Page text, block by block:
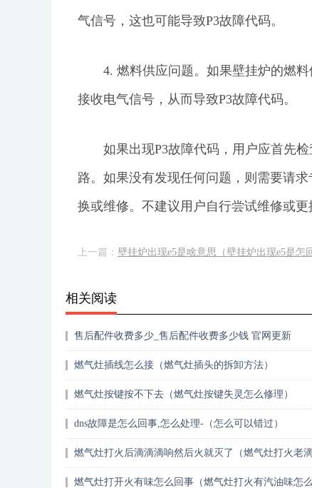
气信号，这也可能导致P3故障代码。
4. 燃料供应问题。如果壁挂炉的燃
接收电气信号，从而导致P3故障代码。
如果出现P3故障代码，用户应首先
路。如果没有发现任何问题，则需要请
换或维修。不建议用户自行尝试维修或
上一篇： 壁挂炉出现e5是啥意思（壁挂炉出现e5是怎
相关阅读
售后配件收费多少_售后配件收费多少钱 官网更新
燃气灶插线怎么接（燃气灶插头的拆卸方法）
燃气灶按键按不下去（燃气灶按键失灵怎么修理）
dns故障是怎么回事,怎么处理-（怎么可以错过）
燃气灶打火后滴滴滴响然后火就灭了（燃气灶打火老
燃气灶打开火有味怎么回事（燃气灶打火有汽油味怎么